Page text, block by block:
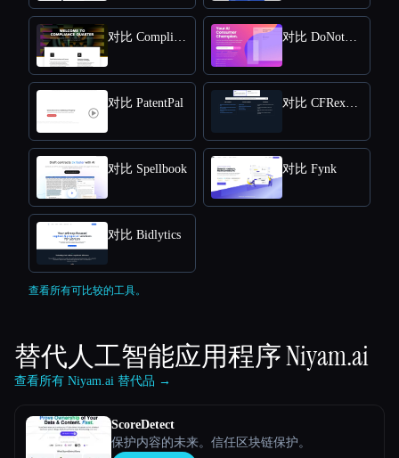
对比 Compliance Quarter 对比 DoNotPay
对比 PatentPal 对比 CFRexplorer
对比 Spellbook 对比 Fynk
对比 Bidlytics
查看所有可比较的工具。
替代人工智能应用程序Niyam.ai
查看所有 Niyam.ai 替代品 →
ScoreDetect
保护内容的未来。信任区块链保护。